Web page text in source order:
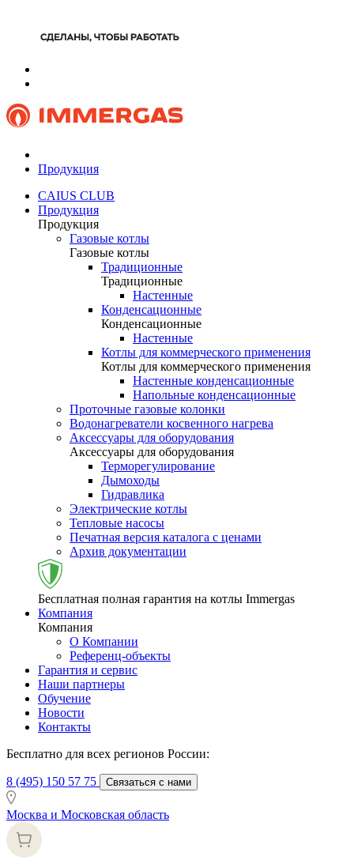
Продукция
CAIUS CLUB
Продукция
Продукция
Газовые котлы
Газовые котлы
Традиционные
Традиционные
Настенные
Конденсационные
Конденсационные
Настенные
Котлы для коммерческого применения
Котлы для коммерческого применения
Настенные конденсационные
Напольные конденсационные
Проточные газовые колонки
Водонагреватели косвенного нагрева
Аксессуары для оборудования
Аксессуары для оборудования
Терморегулирование
Дымоходы
Гидравлика
Электрические котлы
Тепловые насосы
Печатная версия каталога с ценами
Архив документации
Бесплатная полная гарантия на котлы Immergas
Компания
Компания
О Компании
Референц-объекты
Гарантия и сервис
Наши партнеры
Обучение
Новости
Контакты
Бесплатно для всех регионов России:
8 (495) 150 57 75 Связаться с нами
Москва и Московская область